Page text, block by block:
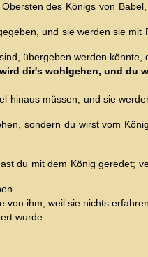
des Königs von
und sie werden sie
übergeben werden könnte,
dir's wohlgehen, und du
hinaus müssen, und sie
sondern du wirst vom
du mit dem König geredet;
ihm, weil sie nichts
wurde.